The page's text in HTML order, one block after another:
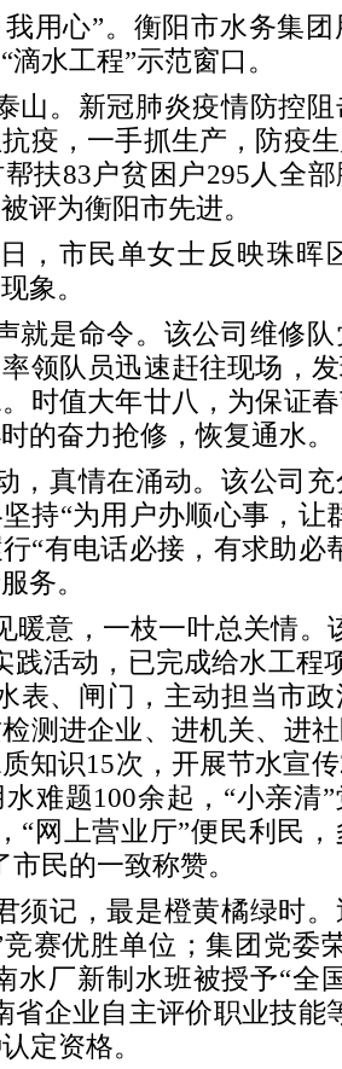
我用心”。衡阳市水务集
水工程”示范窗口。
山。新冠肺炎疫情防控
疫，一手抓生产，防疫
扶83户贫困户295人全
评为衡阳市先进。
，市民单女士反映珠晖
象。
就是命令。该公司维修
领队员迅速赶往现场，
时值大年廿八，为保证
的奋力抢修，恢复通水。
，真情在涌动。该公司
持“为用户办顺心事，让
“有电话必接，有求助必
务。
暖意，一枝一叶总关情。
践活动，已完成给水工程
表、闸门，主动担当市
测进企业、进机关、进
知识15次，开展节水宣
难题100余起，“小亲清
“网上营业厅”便民利民
民的一致称赞。
须记，最是橙黄橘绿时
赛优胜单位；集团党委
水厂新制水班被授予“全
省企业自主评价职业技能
定资格。